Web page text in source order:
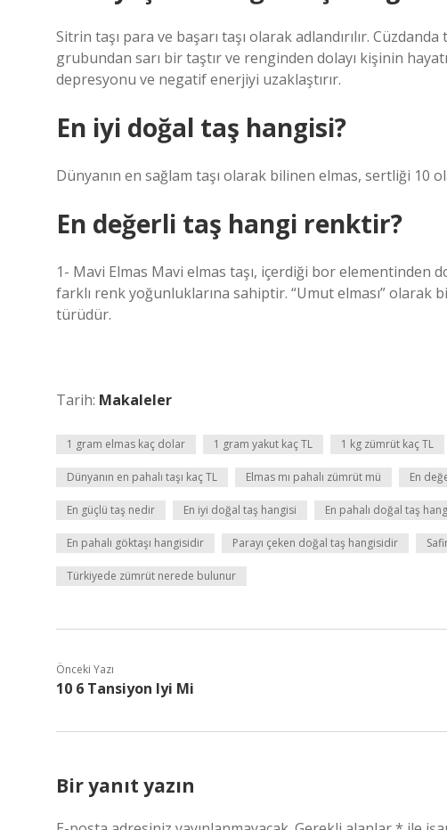
Sitrin taşı para ve başarı taşı olarak adlandırılır.
grubundan sarı bir taştır ve renginden dolayı kişinin
depresyonu ve negatif enerjiyi uzaklaştırır.
En iyi doğal taş hangisi?
Dünyanın en sağlam taşı olarak bilinen elmas, sertliği 10
En değerli taş hangi renktir?
1- Mavi Elmas Mavi elmas taşı, içerdiği bor elementinden
farklı renk yoğunluklarına sahiptir. “Umut elması”
türüdür.
Tarih: Makaleler
1 gram elmas kaç dolar 1 gram yakut kaç TL 1 kg zümrüt kaç TL
Dünyanın en pahalı taşı kaç TL Elmas mı pahalı zümrüt mü En
En güçlü taş nedir En iyi doğal taş hangisi En pahalı doğal taş
En pahalı göktaşı hangisidir Parayı çeken doğal taş hangisidir
Türkiyede zümrüt nerede bulunur
Önceki Yazı
10 6 Tansiyon Iyi Mi
Bir yanıt yazın